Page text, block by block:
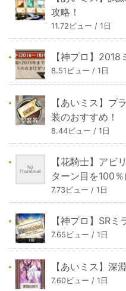
攻略！
11.72ビュー / 1日
【神プロ】2018
8.51ビュー / 1日
【あいミス】プ
装のおすすめ！
8.44ビュー / 1日
【花騎士】ア
ターン目を100
7.73ビュー / 1日
【神プロ】SR
7.65ビュー / 1日
【あいミス】深
7.60ビュー / 1日